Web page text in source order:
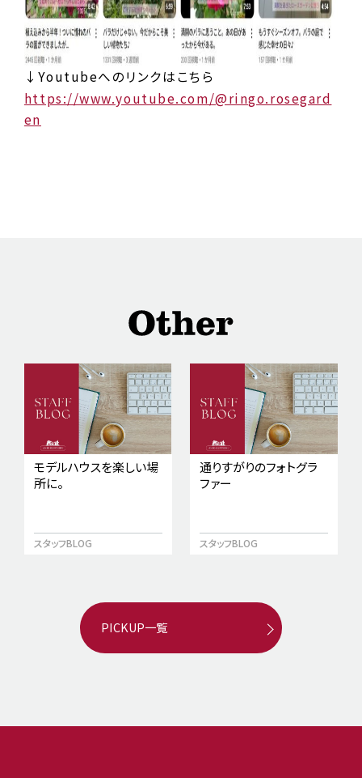
↓Youtubeへのリンクはこちら
https://www.youtube.com/@ringo.rosegard
en
モデルハウスを楽しい場
所に。
スタッフBLOG
通りすがりのフォトグラ
ファー
スタッフBLOG
PICKUP一覧